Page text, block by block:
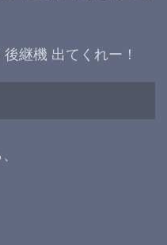
継機 出てくれー！